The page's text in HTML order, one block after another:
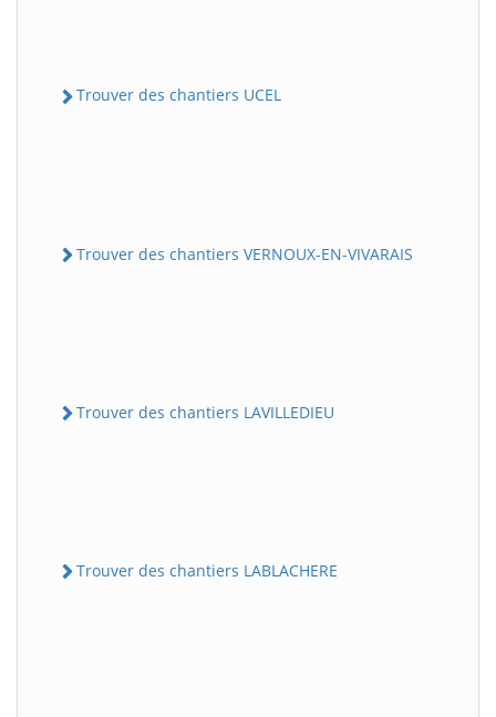
Trouver des chantiers UCEL
Trouver des chantiers VERNOUX-EN-VIVARAIS
Trouver des chantiers LAVILLEDIEU
Trouver des chantiers LABLACHERE